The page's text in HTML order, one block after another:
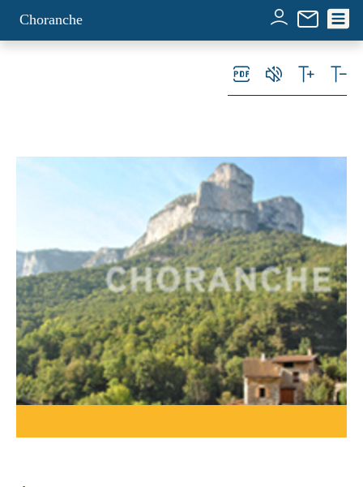
Choranche